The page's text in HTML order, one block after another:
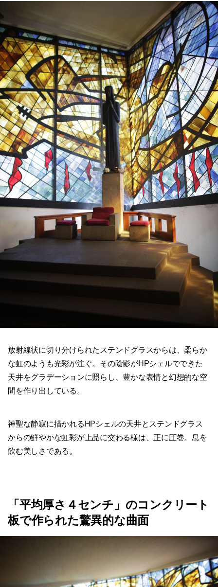
放射線状に切り分けられたステンドグラスからは、柔らか
な虹のようも光彩が注ぐ。その陰影がHPシェルでできた
天井をグラデーションに照らし、豊かな表情と幻想的な空
間を作り出している。
神聖な静寂に描かれるHPシェルの天井とステンドグラス
からの鮮やかな虹彩が上品に交わる様は、正に圧巻。息を
飲む美しさである。
「平均厚さ４センチ」のコンクリート
板で作られた驚異的な曲面